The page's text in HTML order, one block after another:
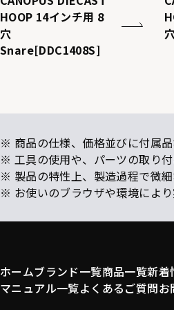
HOOP 14インチ用 8
穴
Snare[DDC1408S]
※ 商品の仕様、価格並びに付属
※ 工具の使用や、パーツの取り
※ 製品の特性上、製造過程で微
※ お使いのブラウザや環境により
ホームブランド一覧商品一覧新着
マニュアル一覧よくあるご質問お